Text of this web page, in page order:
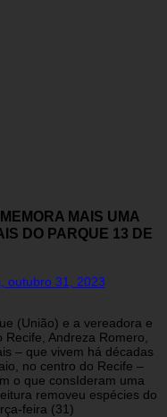
MAIS UMA
DO PARQUE 13 DE
outubro 31, 2023
(União) e a vereadora e
Andreza Romero,
– que vivem há décadas
no centro do Recife –
o que consIderam uma
removeu espécies do
feira (31)